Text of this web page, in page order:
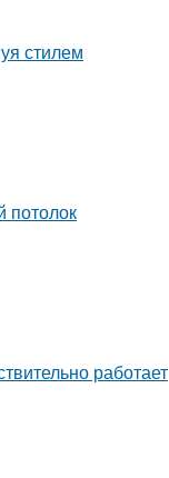
стилем
потолок
работает